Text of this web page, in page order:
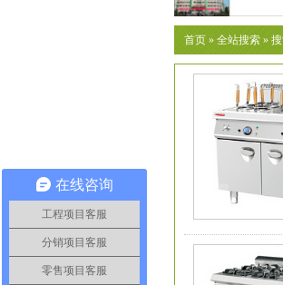
首页 » 全站搜索 »
在线咨询
工程项目客服
分销项目客服
零售项目客服